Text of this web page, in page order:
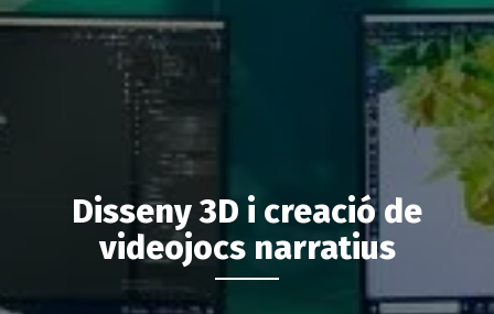
Disseny 3D i creació de
videojocs narratius